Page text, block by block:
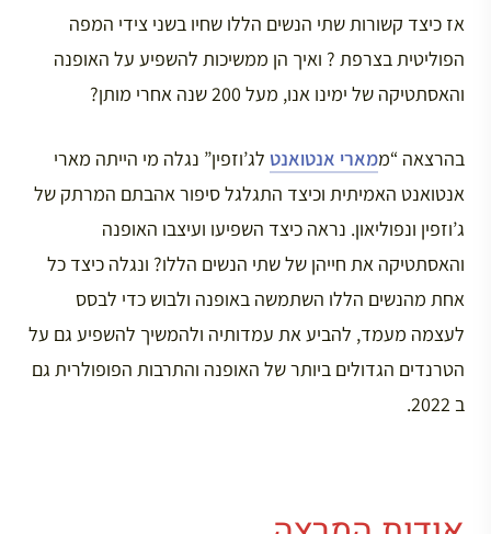
אז כיצד קשורות שתי הנשים הללו שחיו בשני צידי המפה
הפוליטית בצרפת ? ואיך הן ממשיכות להשפיע על האופנה
והאסתטיקה של ימינו אנו, מעל 200 שנה אחרי מותן?
בהרצאה “ממארי אנטואנט לג’וזפין” נגלה מי הייתה מארי
אנטואנט האמיתית וכיצד התגלגל סיפור אהבתם המרתק של
ג’וזפין ונפוליאון. נראה כיצד השפיעו ועיצבו האופנה
והאסתטיקה את חייהן של שתי הנשים הללו? ונגלה כיצד כל
אחת מהנשים הללו השתמשה באופנה ולבוש כדי לבסס
לעצמה מעמד, להביע את עמדותיה ולהמשיך להשפיע גם על
הטרנדים הגדולים ביותר של האופנה והתרבות הפופולרית גם
ב 2022.